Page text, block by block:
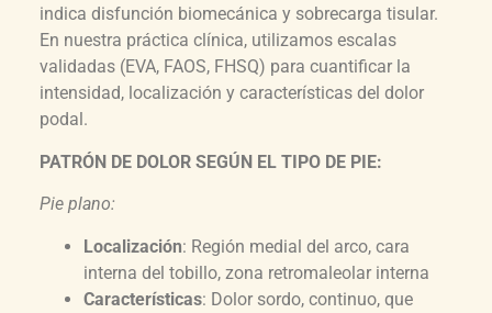
indica disfunción biomecánica y sobrecarga tisular.
En nuestra práctica clínica, utilizamos escalas
validadas (EVA, FAOS, FHSQ) para cuantificar la
intensidad, localización y características del dolor
podal.
PATRÓN DE DOLOR SEGÚN EL TIPO DE PIE:
Pie plano:
Localización: Región medial del arco, cara
interna del tobillo, zona retromaleolar interna
Características: Dolor sordo, continuo, que